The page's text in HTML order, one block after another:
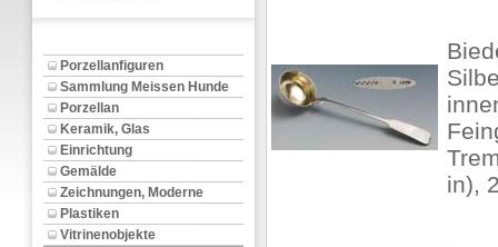
Porzellanfiguren
Sammlung Meissen Hunde
Porzellan
Keramik, Glas
Einrichtung
Gemälde
Zeichnungen, Moderne
Plastiken
Vitrinenobjekte
in),